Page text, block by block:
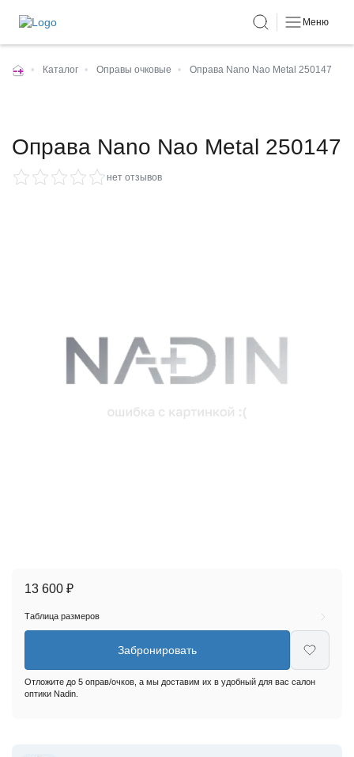
Меню
• Каталог • Оправы очковые • Оправа Nano Nao Metal 250147
Оправа Nano Nao Metal 250147
нет отзывов
13 600 ₽
Таблица размеров
Забронировать
Отложите до 5 оправ/очков, а мы доставим их в удобный для вас салон
оптики Nadin.